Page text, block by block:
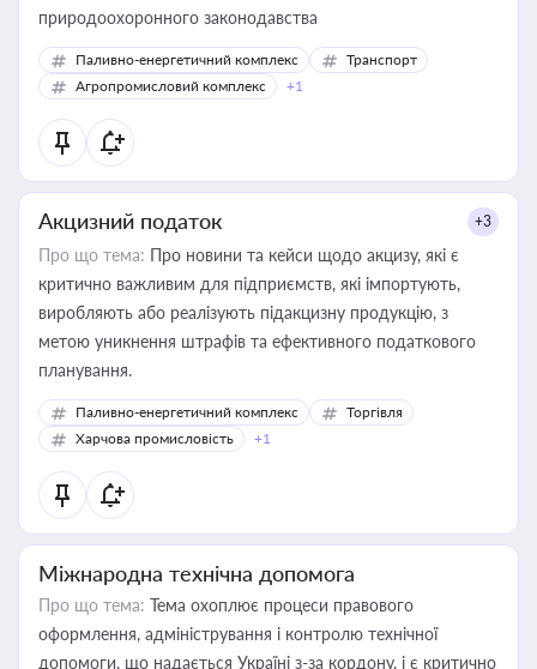
природоохоронного законодавства
Паливно-енергетичний комплекс
Транспорт
Агропромисловий комплекс
+1
Акцизний податок +3
Про що тема: Про новини та кейси щодо акцизу, які є
критично важливим для підприємств, які імпортують,
виробляють або реалізують підакцизну продукцію, з
метою уникнення штрафів та ефективного податкового
планування.
Паливно-енергетичний комплекс
Торгівля
Харчова промисловість
+1
Міжнародна технічна допомога
Про що тема: Тема охоплює процеси правового
оформлення, адміністрування і контролю технічної
допомоги, що надається Україні з-за кордону, і є критично